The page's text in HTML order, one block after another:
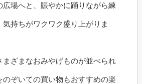
場へと、賑やかに踊りながら練
持ちがワクワク盛り上がりま
ざまなおみやげものが並べられ
ぞいての買い物もおすすめの楽